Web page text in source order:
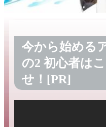
今から始める
の2 初心者は
せ！[PR]